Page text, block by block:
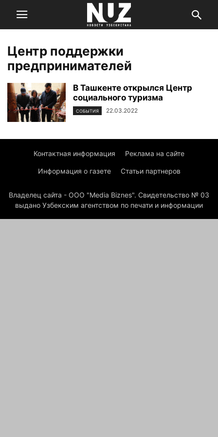
Центр поддержки
предпринимателей
В Ташкенте открылся Центр
социального туризма
СОБЫТИЯ 22.03.2022
Контактная информация Реклама на сайте
Информация о газете Статьи партнеров
Владелец сайта - ООО "Media Biznes". Свидетельство № 03
выдано Узбекским агентством по печати и информации